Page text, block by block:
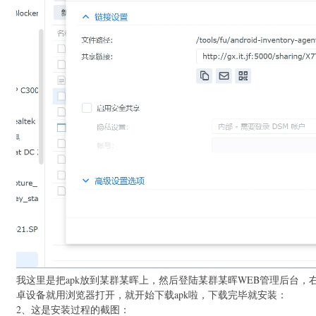
我这里是把apk放到某群某晖上，然后登陆某群某晖WEB管理后台
卓设备就用浏览器打开，就开始下载apk啦，下载完毕就安装：
2、这是安装过程的截图：